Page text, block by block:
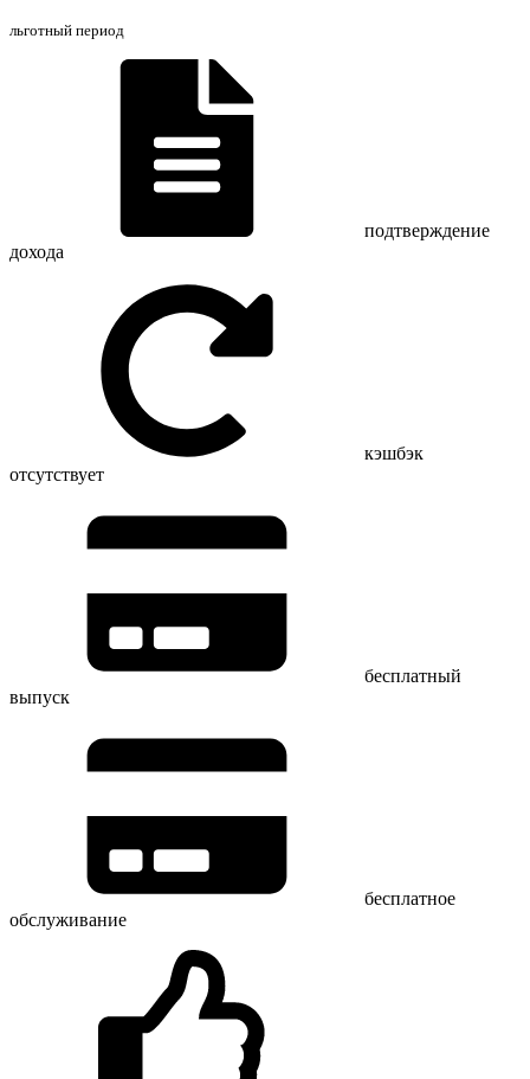
льготный период
подтверждение
дохода
кэшбэк
отсутствует
бесплатный
выпуск
бесплатное
обслуживание